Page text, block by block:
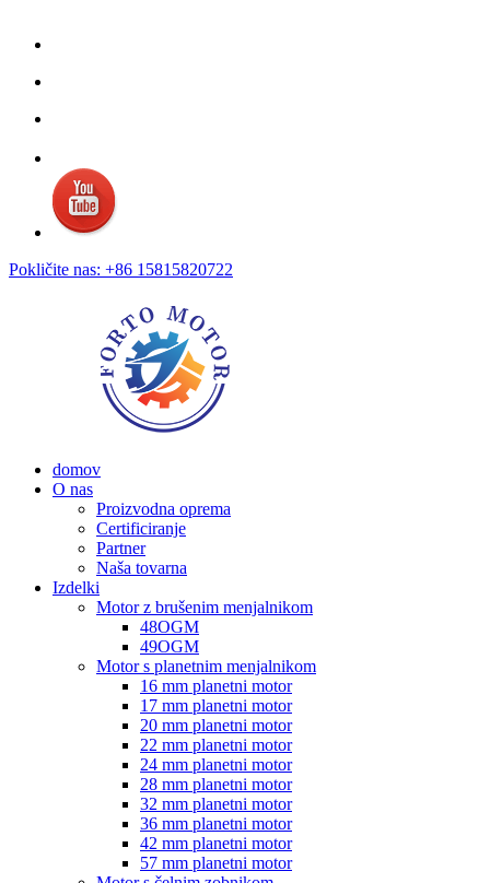
Pokličite nas: +86 15815820722
domov
O nas
Proizvodna oprema
Certificiranje
Partner
Naša tovarna
Izdelki
Motor z brušenim menjalnikom
48OGM
49OGM
Motor s planetnim menjalnikom
16 mm planetni motor
17 mm planetni motor
20 mm planetni motor
22 mm planetni motor
24 mm planetni motor
28 mm planetni motor
32 mm planetni motor
36 mm planetni motor
42 mm planetni motor
57 mm planetni motor